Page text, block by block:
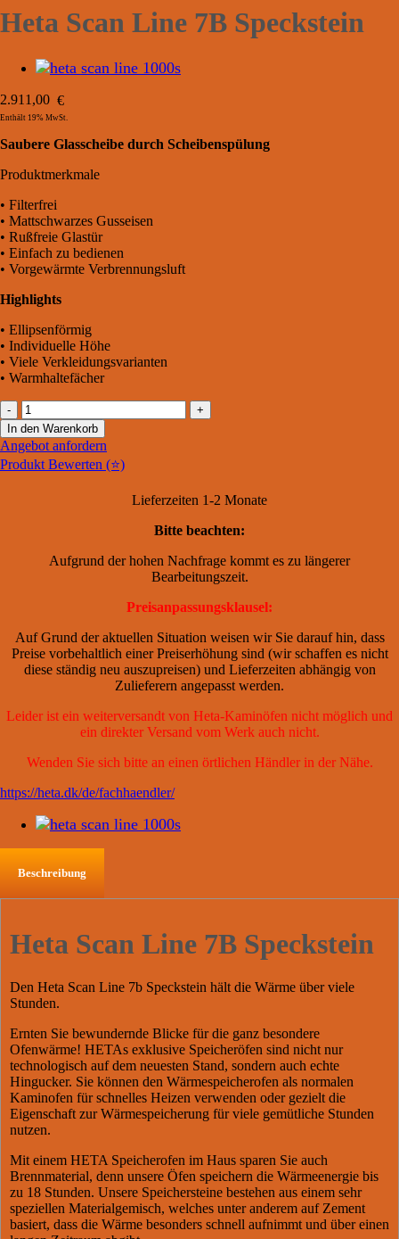
Heta Scan Line 7B Speckstein
2.911,00 €
Enthält 19% MwSt.
Saubere Glasscheibe durch Scheibenspülung
Produktmerkmale
• Filterfrei
• Mattschwarzes Gusseisen
• Rußfreie Glastür
• Einfach zu bedienen
• Vorgewärmte Verbrennungsluft
Highlights
• Ellipsenförmig
• Individuelle Höhe
• Viele Verkleidungsvarianten
• Warmhaltefächer
Heta
Scan
Line
7B
Speckstein
In den Warenkorb
Angebot anfordern
Produkt Bewerten (⭐)
Lieferzeiten 1-2 Monate
Bitte beachten:
Aufgrund der hohen Nachfrage kommt es zu längerer
Bearbeitungszeit.
Preisanpassungsklausel:
Auf Grund der aktuellen Situation weisen wir Sie darauf hin, dass
Preise vorbehaltlich einer Preiserhöhung sind (wir schaffen es nicht
diese ständig neu auszupreisen) und Lieferzeiten abhängig von
Zulieferern angepasst werden.
Leider ist ein weiterversandt von Heta-Kaminöfen nicht möglich und
ein direkter Versand vom Werk auch nicht.
Wenden Sie sich bitte an einen örtlichen Händler in der Nähe.
https://heta.dk/de/fachhaendler/
Beschreibung
Heta Scan Line 7B Speckstein
Den Heta Scan Line 7b Speckstein hält die Wärme über viele
Stunden.
Ernten Sie bewundernde Blicke für die ganz besondere
Ofenwärme! HETAs exklusive Speicheröfen sind nicht nur
technologisch auf dem neuesten Stand, sondern auch echte
Hingucker. Sie können den Wärmespeicherofen als normalen
Kaminofen für schnelles Heizen verwenden oder gezielt die
Eigenschaft zur Wärmespeicherung für viele gemütliche Stunden
nutzen.
Mit einem HETA Speicherofen im Haus sparen Sie auch
Brennmaterial, denn unsere Öfen speichern die Wärmeenergie bis
zu 18 Stunden. Unsere Speichersteine bestehen aus einem sehr
speziellen Materialgemisch, welches unter anderem auf Zement
basiert, dass die Wärme besonders schnell aufnimmt und über einen